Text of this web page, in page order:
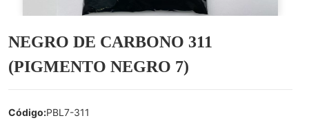
NEGRO DE CARBONO 311
(PIGMENTO NEGRO 7)